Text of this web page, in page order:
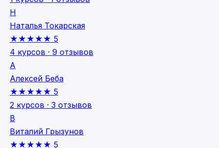
Н
Наталья Токарская
★★★★★ 5
4 курсов · 9 отзывов
А
Алексей Беба
★★★★★ 5
2 курсов · 3 отзывов
В
Виталий Грызунов
★★★★★ 5